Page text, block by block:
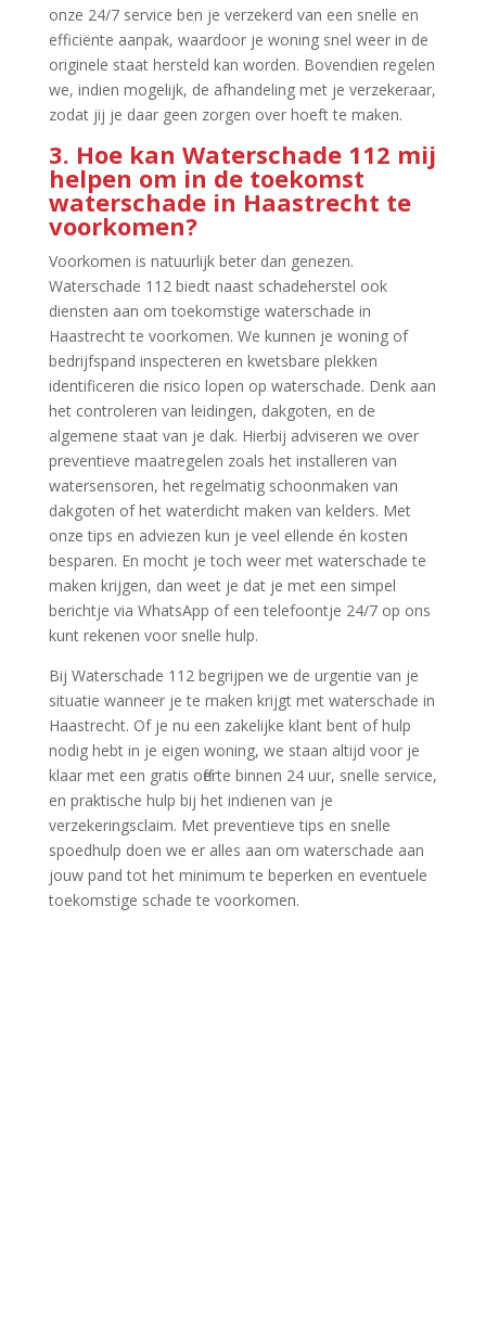
onze 24/7 service ben je verzekerd van een snelle en
efficiënte aanpak, waardoor je woning snel weer in de
originele staat hersteld kan worden.​ Bovendien regelen
we, indien mogelijk, de afhandeling met je verzekeraar,
zodat jij je daar geen zorgen over hoeft te maken.​
3.​ Hoe kan Waterschade 112 mij
helpen om in de toekomst
waterschade in Haastrecht te
voorkomen?
Voorkomen is natuurlijk beter dan genezen.​
Waterschade 112 biedt naast schadeherstel ook
diensten aan om toekomstige waterschade in
Haastrecht te voorkomen.​ We kunnen je woning of
bedrijfspand inspecteren en kwetsbare plekken
identificeren die risico lopen op waterschade.​ Denk aan
het controleren van leidingen, dakgoten, en de
algemene staat van je dak.​ Hierbij adviseren we over
preventieve maatregelen zoals het installeren van
watersensoren, het regelmatig schoonmaken van
dakgoten of het waterdicht maken van kelders.​ Met
onze tips en adviezen kun je veel ellende én kosten
besparen.​ En mocht je toch weer met waterschade te
maken krijgen, dan weet je dat je met een simpel
berichtje via WhatsApp of een telefoontje 24/7 op ons
kunt rekenen voor snelle hulp.​
Bij Waterschade 112 begrijpen we de urgentie van je
situatie wanneer je te maken krijgt met waterschade in
Haastrecht.​ Of je nu een zakelijke klant bent of hulp
nodig hebt in je eigen woning, we staan altijd voor je
klaar met een gratis offerte binnen 24 uur, snelle service,
en praktische hulp bij het indienen van je
verzekeringsclaim.​ Met preventieve tips en snelle
spoedhulp doen we er alles aan om waterschade aan
jouw pand tot het minimum te beperken en eventuele
toekomstige schade te voorkomen.​